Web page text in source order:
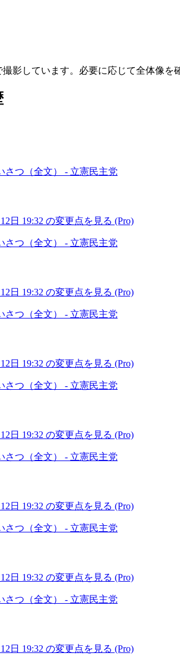
影しています。必要に応じて全体像を
さつ（全文） - 立憲民主党
日 19:32 の変更点を見る (Pro)
さつ（全文） - 立憲民主党
日 19:32 の変更点を見る (Pro)
さつ（全文） - 立憲民主党
日 19:32 の変更点を見る (Pro)
さつ（全文） - 立憲民主党
日 19:32 の変更点を見る (Pro)
さつ（全文） - 立憲民主党
日 19:32 の変更点を見る (Pro)
さつ（全文） - 立憲民主党
日 19:32 の変更点を見る (Pro)
さつ（全文） - 立憲民主党
日 19:32 の変更点を見る (Pro)